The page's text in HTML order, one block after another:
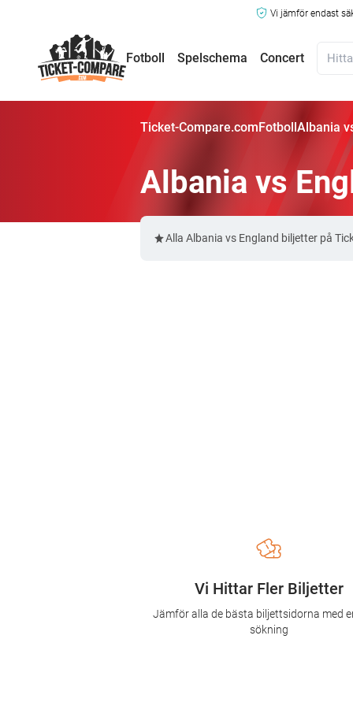
Vi jämför endast
Fotboll Spelschema Concert
Ticket-Compare.comFotbollAlbania
Albania vs
Alla Albania vs England biljetter på
Vi Hittar Fler Biljetter
Jämför alla de bästa biljettsidorna med
sökning